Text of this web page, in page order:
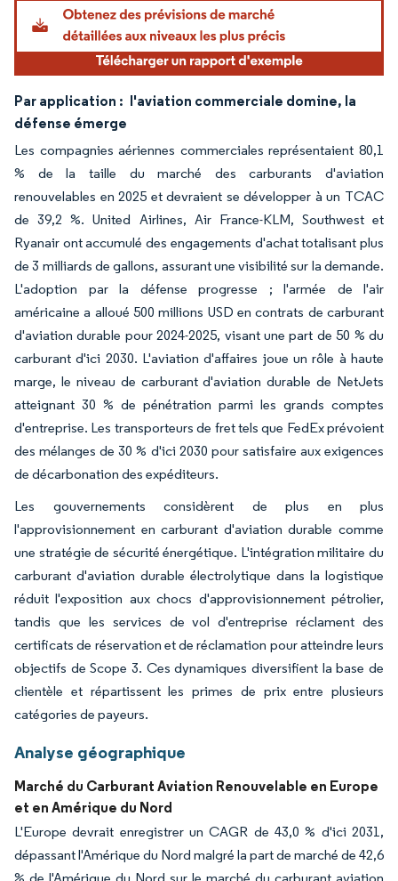
Par application : l'aviation commerciale domine, la
défense émerge
Les compagnies aériennes commerciales représentaient 80,1
% de la taille du marché des carburants d'aviation
renouvelables en 2025 et devraient se développer à un TCAC
de 39,2 %. United Airlines, Air France-KLM, Southwest et
Ryanair ont accumulé des engagements d'achat totalisant plus
de 3 milliards de gallons, assurant une visibilité sur la demande.
L'adoption par la défense progresse ; l'armée de l'air
américaine a alloué 500 millions USD en contrats de carburant
d'aviation durable pour 2024-2025, visant une part de 50 % du
carburant d'ici 2030. L'aviation d'affaires joue un rôle à haute
marge, le niveau de carburant d'aviation durable de NetJets
atteignant 30 % de pénétration parmi les grands comptes
d'entreprise. Les transporteurs de fret tels que FedEx prévoient
des mélanges de 30 % d'ici 2030 pour satisfaire aux exigences
de décarbonation des expéditeurs.
Les gouvernements considèrent de plus en plus
l'approvisionnement en carburant d'aviation durable comme
une stratégie de sécurité énergétique. L'intégration militaire du
carburant d'aviation durable électrolytique dans la logistique
réduit l'exposition aux chocs d'approvisionnement pétrolier,
tandis que les services de vol d'entreprise réclament des
certificats de réservation et de réclamation pour atteindre leurs
objectifs de Scope 3. Ces dynamiques diversifient la base de
clientèle et répartissent les primes de prix entre plusieurs
catégories de payeurs.
Analyse géographique
Marché du Carburant Aviation Renouvelable en Europe
et en Amérique du Nord
L'Europe devrait enregistrer un CAGR de 43,0 % d'ici 2031,
dépassant l'Amérique du Nord malgré la part de marché de 42,6